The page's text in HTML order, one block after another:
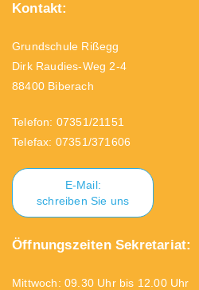
Kontakt:
Grundschule Rißegg
Dirk Raudies-Weg 2-4
88400 Biberach
Telefon: 07351/21151
Telefax: 07351/371606
E-Mail:
schreiben Sie uns
Öffnungszeiten Sekretariat:
Mittwoch: 09.30 Uhr bis 12.00 Uhr